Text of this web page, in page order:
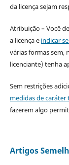
da licença sejam
Atribuição – Você
a licença e indicar
várias formas sem,
licenciante) tenha
Sem restrições
medidas de caráter
fazerem algo
Artigos